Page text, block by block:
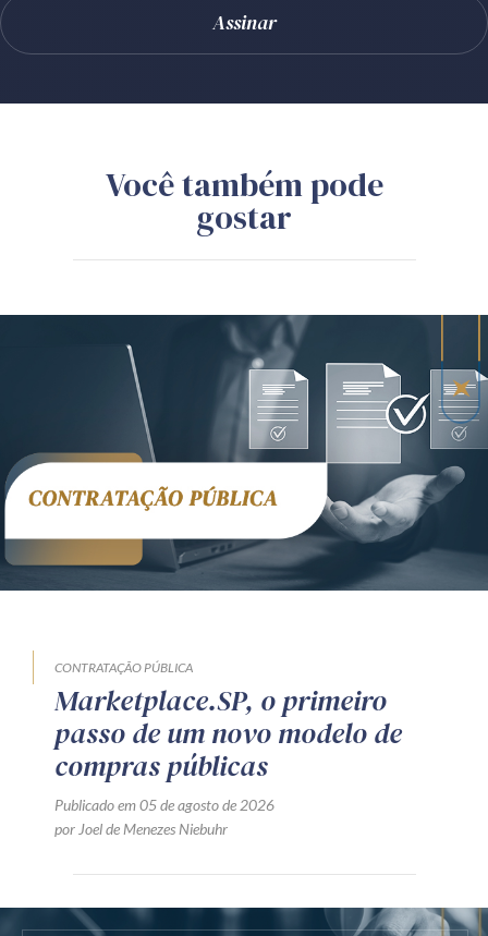
Você também pode
gostar
CONTRATAÇÃO PÚBLICA
Marketplace.SP, o primeiro
passo de um novo modelo de
compras públicas
Publicado em 05 de agosto de 2026
por Joel de Menezes Niebuhr